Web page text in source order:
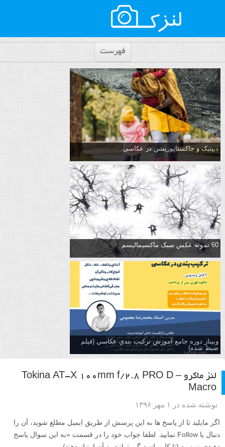
فهرست
دیپتیک و جاکستا‌پوزیشن در عکاسی
60 نمونه عکس سبک ماکسیمالیسم
وبینار دوره جامع آموزش تركيب بندي عكاسي (فیلم
ضبط شده)
لنز ماکرو – Tokina AT-X 100mm f/2.8 PRO D
Macro
نوشته شده در ۱ مهر ۱۳۹۶
اگر مایلید تا از پاسخ ها به این پرسش از طریق ایمیل مطلع شوید، آن را
دنبال یا Follow نمایید. لطفا جواب خود را در قسمت «به این سوال پاسخ